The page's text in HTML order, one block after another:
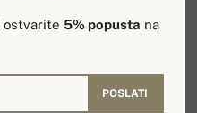
ostvarite5% popusta na
POSLATI